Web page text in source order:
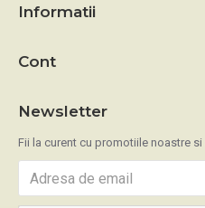
Informatii
Cont
Newsletter
Fii la curent cu promotiile noastre